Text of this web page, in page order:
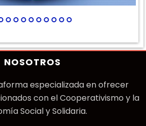
NOSOTROS
especializada en ofrecer
con el Cooperativismo y la
Social y Solidaria.